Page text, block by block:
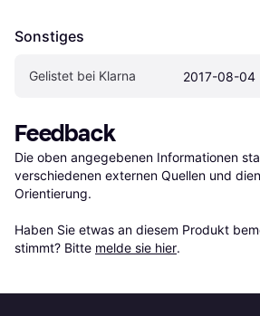
Sonstiges
Gelistet bei Klarna 2017-08-04
Feedback
Die oben angegebenen Informationen
verschiedenen externen Quellen und
Orientierung.
Haben Sie etwas an diesem Produkt
stimmt? Bitte melde sie hier.